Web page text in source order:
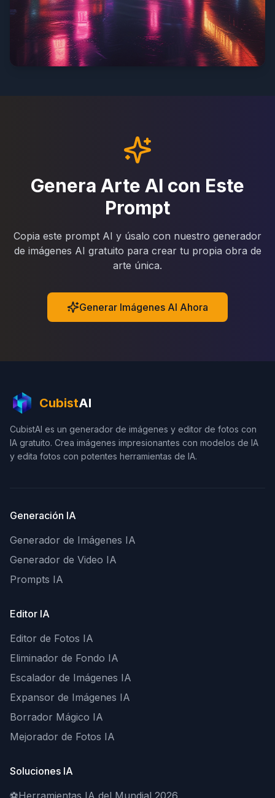
Genera Arte AI con Este
Prompt
Copia este prompt AI y úsalo con nuestro generador
de imágenes AI gratuito para crear tu propia obra de
arte única.
Generar Imágenes AI Ahora
CubistAI
CubistAI es un generador de imágenes y editor de fotos con
IA gratuito. Crea imágenes impresionantes con modelos de IA
y edita fotos con potentes herramientas de IA.
Generación IA
Generador de Imágenes IA
Generador de Video IA
Prompts IA
Editor IA
Editor de Fotos IA
Eliminador de Fondo IA
Escalador de Imágenes IA
Expansor de Imágenes IA
Borrador Mágico IA
Mejorador de Fotos IA
Soluciones IA
⚽Herramientas IA del Mundial 2026